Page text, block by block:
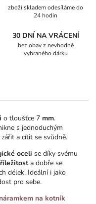
zboží skladem odesíláme do
24 hodin
30 DNÍ NA VRÁCENÍ
bez obav z nevhodně
vybraného dárku
o tloušťce 7 mm.
s jednoduchým
a cítit se svůdně.
oceli se díky svému
a dobře se
délek. Ideální i jako
pro sebe.
náramkem na kotník